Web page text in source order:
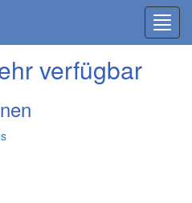
verfügbar